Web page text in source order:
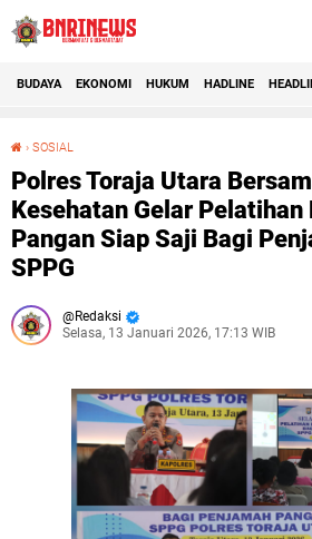
BUDAYA EKONOMI HUKUM HADLINE
› SOSIAL
Polres Toraja Utara
Kesehatan Gelar Pelatihan
Pangan Siap Saji Bagi
SPPG
Redaksi
Selasa, 13 Januari 2026, 17:13 WIB